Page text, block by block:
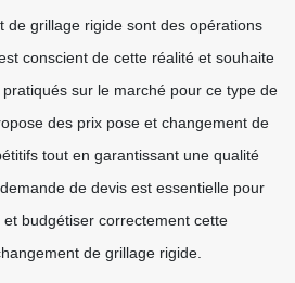
de grillage rigide sont des opérations
conscient de cette réalité et souhaite
sur le marché pour ce type de
des prix pose et changement de
tout en garantissant une qualité
de devis est essentielle pour
budgétiser correctement cette
de grillage rigide.